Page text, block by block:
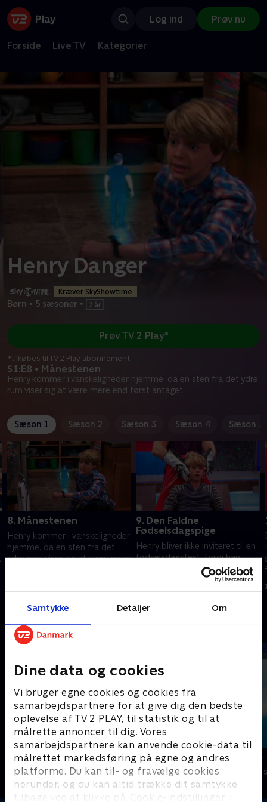
Samtykke Detaljer Om
Dine data og cookies
Vi bruger egne cookies og cookies fra
samarbejdspartnere for at give dig den bedste
oplevelse af TV 2 PLAY, til statistik og til at
målrette annoncer til dig. Vores
samarbejdspartnere kan anvende cookie-data til
målrettet markedsføring på egne og andres
platforme. Du kan til- og fravælge cookies
herunder, og du kan altid trække dit samtykke
tilbage ved at klikke på ’Cookie-indstillinger’ i
Log ind Prøv nu
Forside Live TV Kategorier
Henry Danger
Kræver SkyShowtime
Børn • 5 sæsoner •
S1:E8 • Månestenen
Henry kommer i vanskeligheder hjemme, da en sten fra det ydre
rum viser sig at være mere end først antaget.
Prøv TV 2 Play*
*tilkøbes til TV 2 Play abonnement
Sæson 1 Sæson 2 Sæson 3 Sæson 4 Sæson 5
8. Månestenen
Henry kommer i vanskeligheder
hjemme, da en sten fra det
ydre rum viser sig at være mere
9. Den Faldne
Fødselsdagspige
Henry bliver ikke inviteret til en
fødselsdagsfest, fordi han
bliver beskyldt for at have
skubbet fødselaren ud fra
hendes tag det foregående år.
Andre så også
Oiii-Gården
Børneserier • 3 sæsoner
Vicke Viking
Børneserier • 1